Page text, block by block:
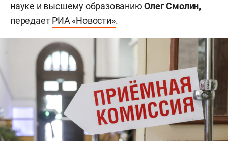
науке и высшему образованиюОлег Смолин,
передаетРИА «Новости».